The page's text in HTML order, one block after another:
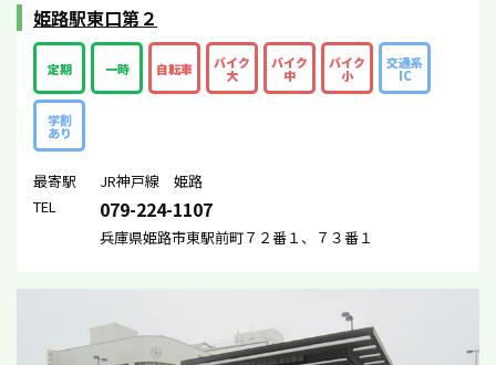
姫路駅東口第２
定期 一時 自転車 バイク
大
バイク
中
バイク
小
交通系
IC
学割
あり
最寄駅
JR神戸線 姫路
TEL
079-224-1107
兵庫県姫路市東駅前町７２番１、７３番１